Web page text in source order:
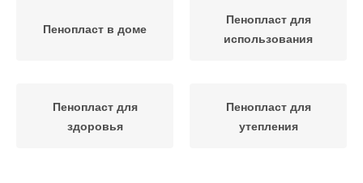
Пенопласт в доме
Пенопласт для
использования
Пенопласт для
здоровья
Пенопласт для
утепления